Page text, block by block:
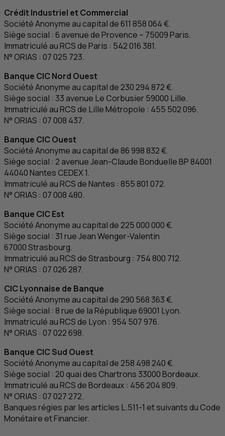
Crédit Industriel et Commercial
Société Anonyme au capital de 611 858 064 €.
Siège social : 6 avenue de Provence – 75009 Paris.
Immatriculé auRCSde Paris : 542 016 381.
N° ORIAS : 07 025 723.
Banque CICNord Ouest
Société Anonyme au capital de 230 294 872 €.
Siège social : 33 avenue Le Corbusier 59000 Lille.
Immatriculé auRCSde Lille Métropole : 455 502 096.
N° ORIAS : 07 008 437.
Banque CICOuest
Société Anonyme au capital de 86 998 832 €.
Siège social : 2 avenue Jean-Claude BonduelleBP84001
44040 Nantes CEDEX 1.
Immatriculé auRCSde Nantes : 855 801 072.
N° ORIAS : 07 008 480.
Banque CICEst
Société Anonyme au capital de 225 000 000 €.
Siège social : 31 rue Jean Wenger-Valentin
67000 Strasbourg.
Immatriculé auRCSde Strasbourg : 754 800 712.
N° ORIAS : 07 026 287.
CICLyonnaise de Banque
Société Anonyme au capital de 290 568 363 €.
Siège social : 8 rue de la République 69001 Lyon.
Immatriculé auRCSde Lyon : 954 507 976.
N° ORIAS : 07 022 698.
Banque CICSud Ouest
Société Anonyme au capital de 258 498 240 €.
Siège social : 20 quai des Chartrons 33000 Bordeaux.
Immatriculé auRCSde Bordeaux : 456 204 809.
N° ORIAS : 07 027 272.
Banques régies par les articles L.511-1 et suivants du Code
Monétaire et Financier.